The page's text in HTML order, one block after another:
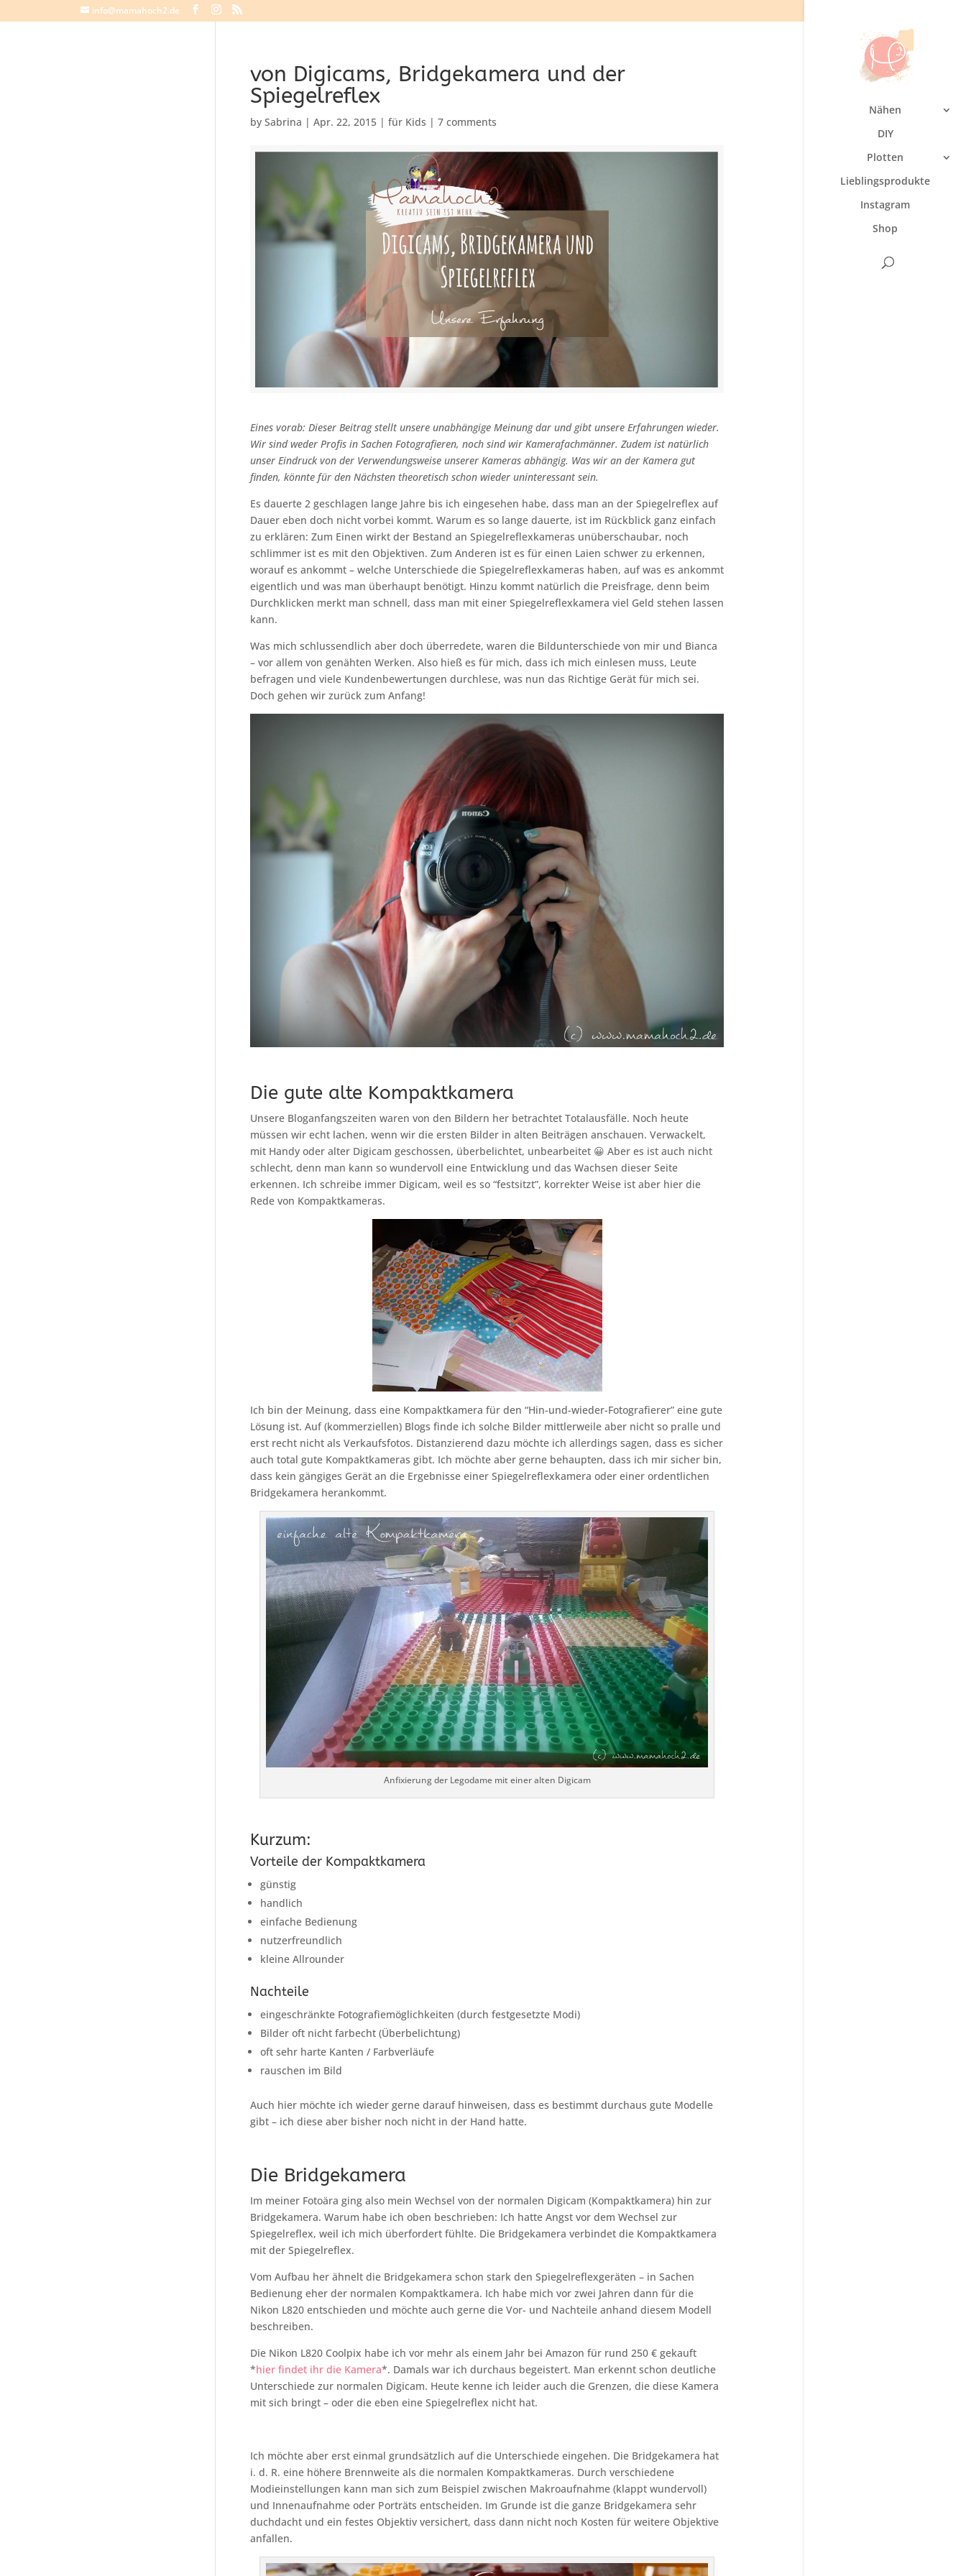
info@mamahoch2.de
Nähen
DIY
Plotten
Lieblingsprodukte
Instagram
Shop
von Digicams, Bridgekamera und der
Spiegelreflex
bySabrina |Apr. 22, 2015 |für Kids |7 comments
Eines vorab: Dieser Beitrag stellt unsere unabhängige Meinung dar und gibt unsere Erfahrungen wieder.
Wir sind weder Profis in Sachen Fotografieren, noch sind wir Kamerafachmänner. Zudem ist natürlich
unser Eindruck von der Verwendungsweise unserer Kameras abhängig. Was wir an der Kamera gut
finden, könnte für den Nächsten theoretisch schon wieder uninteressant sein.
Es dauerte 2 geschlagen lange Jahre bis ich eingesehen habe, dass man an der Spiegelreflex auf
Dauer eben doch nicht vorbei kommt. Warum es so lange dauerte, ist im Rückblick ganz einfach
zu erklären: Zum Einen wirkt der Bestand an Spiegelreflexkameras unüberschaubar, noch
schlimmer ist es mit den Objektiven. Zum Anderen ist es für einen Laien schwer zu erkennen,
worauf es ankommt – welche Unterschiede die Spiegelreflexkameras haben, auf was es ankommt
eigentlich und was man überhaupt benötigt. Hinzu kommt natürlich die Preisfrage, denn beim
Durchklicken merkt man schnell, dass man mit einer Spiegelreflexkamera viel Geld stehen lassen
kann.
Was mich schlussendlich aber doch überredete, waren die Bildunterschiede von mir und Bianca
– vor allem von genähten Werken. Also hieß es für mich, dass ich mich einlesen muss, Leute
befragen und viele Kundenbewertungen durchlese, was nun das Richtige Gerät für mich sei.
Doch gehen wir zurück zum Anfang!
Die gute alte Kompaktkamera
Unsere Bloganfangszeiten waren von den Bildern her betrachtet Totalausfälle. Noch heute
müssen wir echt lachen, wenn wir die ersten Bilder in alten Beiträgen anschauen. Verwackelt,
mit Handy oder alter Digicam geschossen, überbelichtet, unbearbeitet 😀 Aber es ist auch nicht
schlecht, denn man kann so wundervoll eine Entwicklung und das Wachsen dieser Seite
erkennen. Ich schreibe immer Digicam, weil es so “festsitzt”, korrekter Weise ist aber hier die
Rede von Kompaktkameras.
Ich bin der Meinung, dass eine Kompaktkamera für den “Hin-und-wieder-Fotografierer” eine gute
Lösung ist. Auf (kommerziellen) Blogs finde ich solche Bilder mittlerweile aber nicht so pralle und
erst recht nicht als Verkaufsfotos. Distanzierend dazu möchte ich allerdings sagen, dass es sicher
auch total gute Kompaktkameras gibt. Ich möchte aber gerne behaupten, dass ich mir sicher bin,
dass kein gängiges Gerät an die Ergebnisse einer Spiegelreflexkamera oder einer ordentlichen
Bridgekamera herankommt.
Anfixierung der Legodame mit einer alten Digicam
Kurzum:
Vorteile der Kompaktkamera
günstig
handlich
einfache Bedienung
nutzerfreundlich
kleine Allrounder
Nachteile
eingeschränkte Fotografiemöglichkeiten (durch festgesetzte Modi)
Bilder oft nicht farbecht (Überbelichtung)
oft sehr harte Kanten / Farbverläufe
rauschen im Bild
Auch hier möchte ich wieder gerne darauf hinweisen, dass es bestimmt durchaus gute Modelle
gibt – ich diese aber bisher noch nicht in der Hand hatte.
Die Bridgekamera
Im meiner Fotoära ging also mein Wechsel von der normalen Digicam (Kompaktkamera) hin zur
Bridgekamera. Warum habe ich oben beschrieben: Ich hatte Angst vor dem Wechsel zur
Spiegelreflex, weil ich mich überfordert fühlte. Die Bridgekamera verbindet die Kompaktkamera
mit der Spiegelreflex.
Vom Aufbau her ähnelt die Bridgekamera schon stark den Spiegelreflexgeräten – in Sachen
Bedienung eher der normalen Kompaktkamera. Ich habe mich vor zwei Jahren dann für die
Nikon L820 entschieden und möchte auch gerne die Vor- und Nachteile anhand diesem Modell
beschreiben.
Die Nikon L820 Coolpix habe ich vor mehr als einem Jahr bei Amazon für rund 250 € gekauft
*hier findet ihr die Kamera*. Damals war ich durchaus begeistert. Man erkennt schon deutliche
Unterschiede zur normalen Digicam. Heute kenne ich leider auch die Grenzen, die diese Kamera
mit sich bringt – oder die eben eine Spiegelreflex nicht hat.
Ich möchte aber erst einmal grundsätzlich auf die Unterschiede eingehen. Die Bridgekamera hat
i. d. R. eine höhere Brennweite als die normalen Kompaktkameras. Durch verschiedene
Modieinstellungen kann man sich zum Beispiel zwischen Makroaufnahme (klappt wundervoll)
und Innenaufnahme oder Porträts entscheiden. Im Grunde ist die ganze Bridgekamera sehr
duchdacht und ein festes Objektiv versichert, dass dann nicht noch Kosten für weitere Objektive
anfallen.